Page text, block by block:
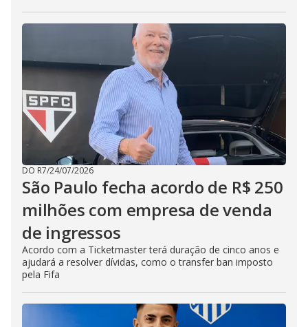
DO R7/24/07/2026
São Paulo fecha acordo de R$ 250
milhões com empresa de venda
de ingressos
Acordo com a Ticketmaster terá duração de cinco anos e
ajudará a resolver dívidas, como o transfer ban imposto
pela Fifa